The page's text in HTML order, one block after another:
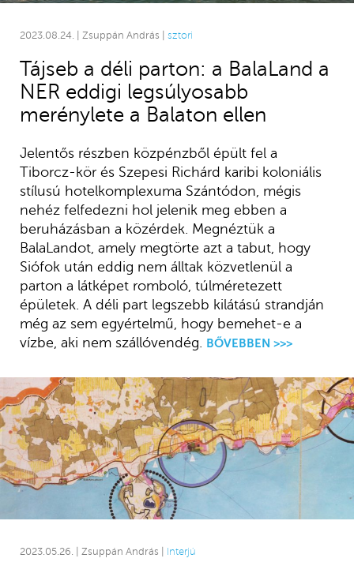
2023.08.24. | Zsuppán András | sztori
Tájseb a déli parton: a BalaLand a
NER eddigi legsúlyosabb
merénylete a Balaton ellen
Jelentős részben közpénzből épült fel a
Tiborcz-kör és Szepesi Richárd karibi koloniális
stílusú hotelkomplexuma Szántódon, mégis
nehéz felfedezni hol jelenik meg ebben a
beruházásban a közérdek. Megnéztük a
BalaLandot, amely megtörte azt a tabut, hogy
Siófok után eddig nem álltak közvetlenül a
parton a látképet romboló, túlméretezett
épületek. A déli part legszebb kilátású strandján
még az sem egyértelmű, hogy bemehet-e a
vízbe, aki nem szállóvendég.
BŐVEBBEN >>>
2023.05.26. | Zsuppán András | Interjú